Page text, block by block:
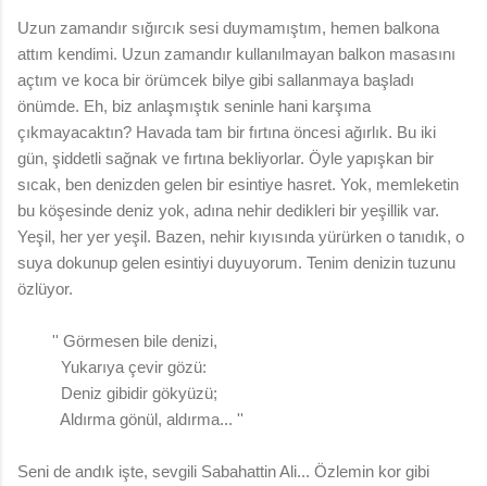
Uzun zamandır sığırcık sesi duymamıştım, hemen balkona
attım kendimi. Uzun zamandır kullanılmayan balkon masasını
açtım ve koca bir örümcek bilye gibi sallanmaya başladı
önümde. Eh, biz anlaşmıştık seninle hani karşıma
çıkmayacaktın? Havada tam bir fırtına öncesi ağırlık. Bu iki
gün, şiddetli sağnak ve fırtına bekliyorlar. Öyle yapışkan bir
sıcak, ben denizden gelen bir esintiye hasret. Yok, memleketin
bu köşesinde deniz yok, adına nehir dedikleri bir yeşillik var.
Yeşil, her yer yeşil. Bazen, nehir kıyısında yürürken o tanıdık, o
suya dokunup gelen esintiyi duyuyorum. Tenim denizin tuzunu
özlüyor.
'' Görmesen bile denizi,
Yukarıya çevir gözü:
Deniz gibidir gökyüzü;
Aldırma gönül, aldırma... ''
Seni de andık işte, sevgili Sabahattin Ali... Özlemin kor gibi